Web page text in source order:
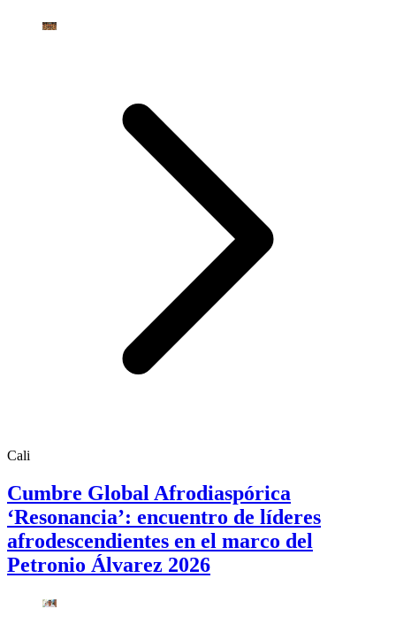
Cali
Cumbre Global Afrodiaspórica
‘Resonancia’: encuentro de líderes
afrodescendientes en el marco del
Petronio Álvarez 2026